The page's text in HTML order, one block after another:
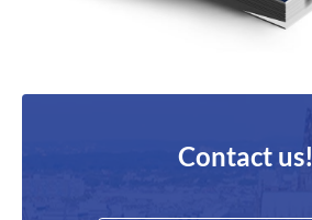
Contact us!